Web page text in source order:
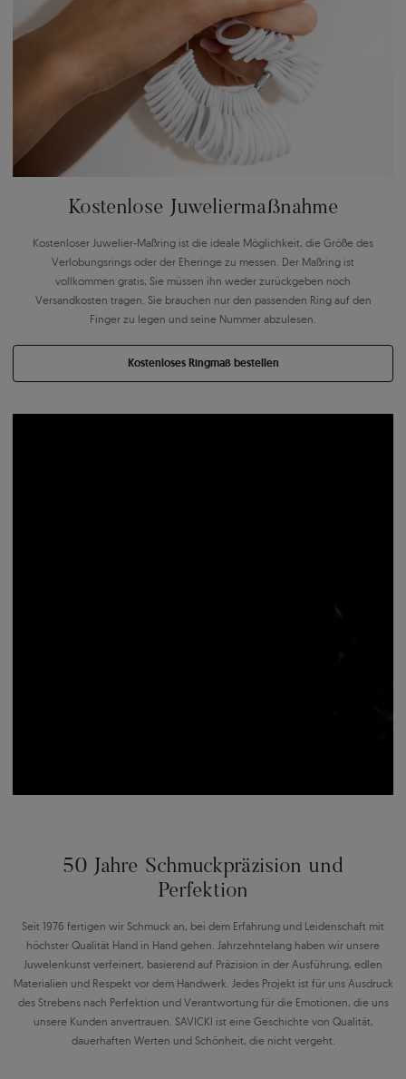
Kostenlose Juweliermaßnahme
Kostenloser Juwelier-Maßring ist die ideale Möglichkeit, die Größe des
Verlobungsrings oder der Eheringe zu messen. Der Maßring ist
vollkommen gratis, Sie müssen ihn weder zurückgeben noch
Versandkosten tragen. Sie brauchen nur den passenden Ring auf den
Finger zu legen und seine Nummer abzulesen.
Kostenloses Ringmaß bestellen
50 Jahre Schmuckpräzision und
Perfektion
Seit 1976 fertigen wir Schmuck an, bei dem Erfahrung und Leidenschaft mit
höchster Qualität Hand in Hand gehen. Jahrzehntelang haben wir unsere
Juwelenkunst verfeinert, basierend auf Präzision in der Ausführung, edlen
Materialien und Respekt vor dem Handwerk. Jedes Projekt ist für uns Ausdruck
des Strebens nach Perfektion und Verantwortung für die Emotionen, die uns
unsere Kunden anvertrauen. SAVICKI ist eine Geschichte von Qualität,
dauerhaften Werten und Schönheit, die nicht vergeht.